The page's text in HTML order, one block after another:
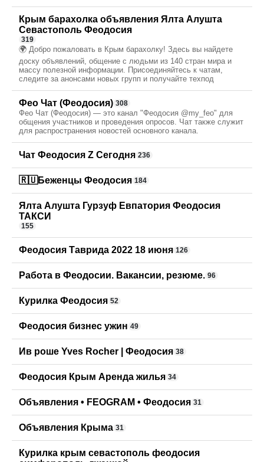
Крым барахолка объявления Ялта Алушта
Севастополь Феодосия
319
🌍 Добро пожаловать в Крым барахолку! Здесь вы найдете
доску объявлений, общение с людьми из 140 стран мира и
массу полезной информации. Присоединяйтесь к чатам,
следите за анонсами новых групп и получайте техпод
Фео Чат (Феодосия) 308
Фео Чат (Феодосия) — это канал "Феодосия @my_feo" для
общения участников и проведения опросов. Чат также служит
для распространения новостей основного канала.
Чат Феодосия Z Сегодня 236
🇷🇺Беженцы Феодосия 184
Ялта Алушта Гурзуф Евпатория Феодосия
ТАКСИ
155
Феодосия Таврида 2022 18 июня 126
Работа в Феодосии. Вакансии, резюме. 96
Курилка Феодосия 52
Феодосия бизнес ужин 49
Ив роше Yves Rocher | Феодосия 38
Феодосия Крым Аренда жилья 34
Объявления • FEOGRAM • Феодосия 31
Объявления Крыма 31
Курилка крым севастополь феодосия